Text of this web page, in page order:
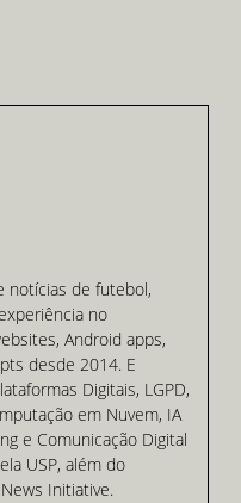
notícias de futebol,
no
Android apps,
desde 2014. E
Digitais, LGPD,
em Nuvem, IA
e Comunicação Digital
USP, além do
Initiative.